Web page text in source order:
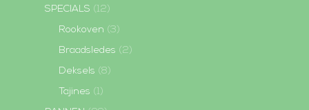
SPECIALS (12)
Rookoven (3)
Braadsledes (2)
Deksels (8)
Tajines (1)